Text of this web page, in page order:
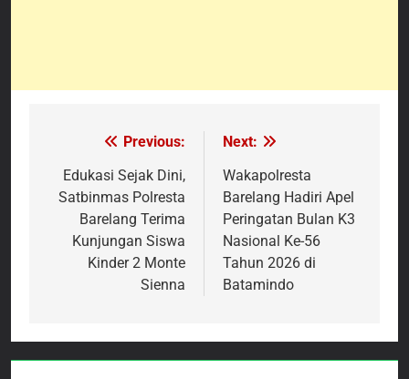
Navigasi
pos
Previous:
Edukasi Sejak Dini,
Satbinmas Polresta
Barelang Terima
Kunjungan Siswa
Kinder 2 Monte
Sienna
Next:
Wakapolresta
Barelang Hadiri Apel
Peringatan Bulan K3
Nasional Ke-56
Tahun 2026 di
Batamindo